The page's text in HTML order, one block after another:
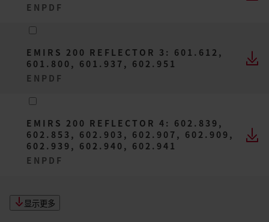
EN PDF
EMIRS 200 REFLECTOR 3: 601.612,
601.800, 601.937, 602.951
EN PDF
EMIRS 200 REFLECTOR 4: 602.839,
602.853, 602.903, 602.907, 602.909,
602.939, 602.940, 602.941
EN PDF
显示更多